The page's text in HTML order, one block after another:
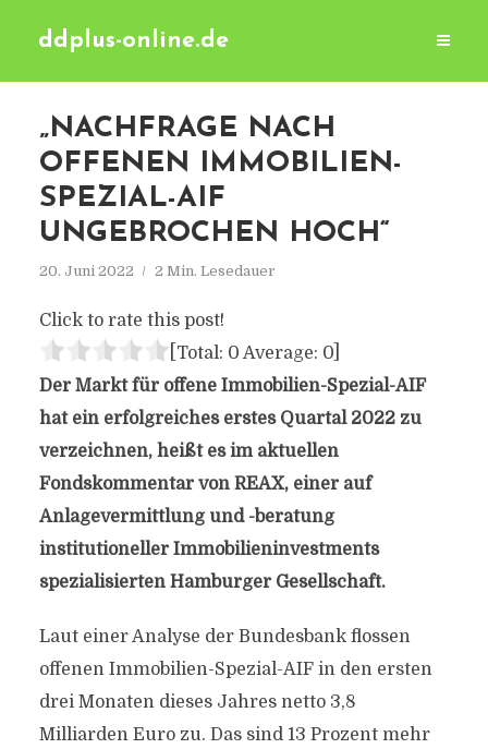
ddplus-online.de
„NACHFRAGE NACH
OFFENEN IMMOBILIEN-
SPEZIAL-AIF
UNGEBROCHEN HOCH“
20. Juni 2022 2 Min. Lesedauer
Click to rate this post!
[Total: 0 Average: 0]
Der Markt für offene Immobilien-Spezial-AIF
hat ein erfolgreiches erstes Quartal 2022 zu
verzeichnen, heißt es im aktuellen
Fondskommentar von REAX, einer auf
Anlagevermittlung und -beratung
institutioneller Immobilieninvestments
spezialisierten Hamburger Gesellschaft.
Laut einer Analyse der Bundesbank flossen
offenen Immobilien-Spezial-AIF in den ersten
drei Monaten dieses Jahres netto 3,8
Milliarden Euro zu. Das sind 13 Prozent mehr